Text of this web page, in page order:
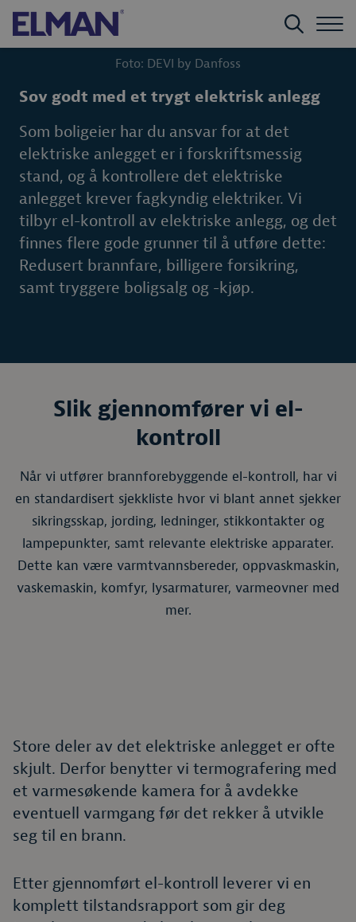
Foto: DEVI by Danfoss
Sov godt med et trygt elektrisk anlegg
Som boligeier har du ansvar for at det
elektriske anlegget er i forskriftsmessig
stand, og å kontrollere det elektriske
anlegget krever fagkyndig elektriker. Vi
tilbyr el-kontroll av elektriske anlegg, og det
finnes flere gode grunner til å utføre dette:
Redusert brannfare, billigere forsikring,
samt tryggere boligsalg og -kjøp.
Slik gjennomfører vi el-
kontroll
Når vi utfører brannforebyggende el-kontroll, har vi
en standardisert sjekkliste hvor vi blant annet sjekker
sikringsskap, jording, ledninger, stikkontakter og
lampepunkter, samt relevante elektriske apparater.
Dette kan være varmtvannsbereder, oppvaskmaskin,
vaskemaskin, komfyr, lysarmaturer, varmeovner med
mer.
Store deler av det elektriske anlegget er ofte
skjult. Derfor benytter vi termografering med
et varmesøkende kamera for å avdekke
eventuell varmgang før det rekker å utvikle
seg til en brann.
Etter gjennomført el-kontroll leverer vi en
komplett tilstandsrapport som gir deg